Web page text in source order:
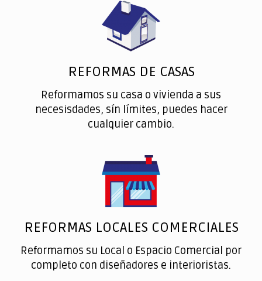
REFORMAS DE CASAS
Reformamos su casa o vivienda a sus
necesisdades, sín límites, puedes hacer
cualquier cambio.
REFORMAS LOCALES COMERCIALES
Reformamos su Local o Espacio Comercial por
completo con diseñadores e interioristas.